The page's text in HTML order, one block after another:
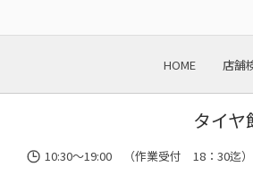
HOME 店舗
タイヤ
10:30～19:00 （作業受付 18：30迄）